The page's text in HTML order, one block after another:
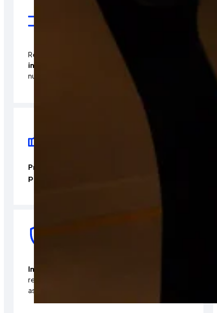
Representar, gestionar
y defender los
intereses económicos y profesionales
nuestros miembros.
Promover y defender la imagen y el
prestigio
Impulsar el desarrollo de un marco legal
regule las actividades propias de las entidades
asociadas.